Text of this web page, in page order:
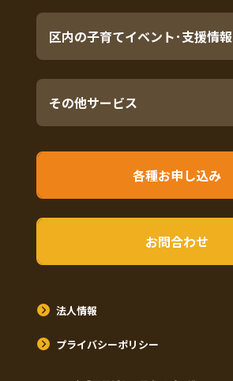
区内の子育てイベント･支援情報
その他サービス
各種お申し込み
お問合わせ
法人情報
プライバシーポリシー